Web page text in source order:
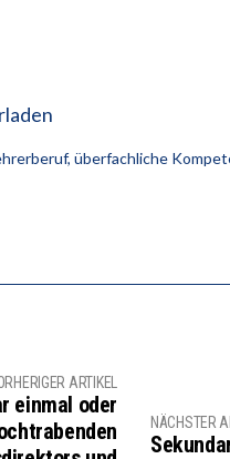
, überfachliche
ARTIKEL
einmal oder
NÄCHSTER